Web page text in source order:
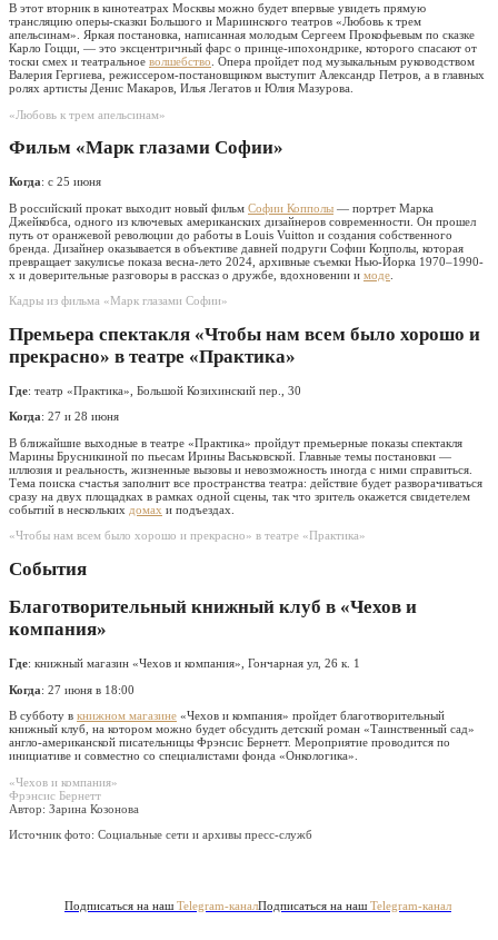
В этот вторник в кинотеатрах Москвы можно будет впервые увидеть прямую
трансляцию оперы-сказки Большого и Мариинского театров «Любовь к трем
апельсинам». Яркая постановка, написанная молодым Сергеем Прокофьевым по сказке
Карло Гоцци, — это эксцентричный фарс о принце-ипохондрике, которого спасают от
тоски смех и театральное волшебство . Опера пройдет под музыкальным руководством
Валерия Гергиева, режиссером-постановщиком выступит Александр Петров, а в главных
ролях артисты Денис Макаров, Илья Легатов и Юлия Мазурова.
«Любовь к трем апельсинам»
Фильм «Марк глазами Софии»
Когда: с 25 июня
В российский прокат выходит новый фильм Софии Копполы — портрет Марка
Джейкобса, одного из ключевых американских дизайнеров современности. Он прошел
путь от оранжевой революции до работы в Louis Vuitton и создания собственного
бренда. Дизайнер оказывается в объективе давней подруги Софии Копполы, которая
превращает закулисье показа весна-лето 2024, архивные съемки Нью-Йорка 1970–1990-
х и доверительные разговоры в рассказ о дружбе, вдохновении и моде
Кадры из фильма «Марк глазами Софии»
Премьера спектакля «Чтобы нам всем было хорошо и
прекрасно» в театре «Практика»
Где: театр «Практика», Большой Козихинский пер., 30
Когда: 27 и 28 июня
В ближайшие выходные в театре «Практика» пройдут премьерные показы спектакля
Марины Брусникиной по пьесам Ирины Васьковской. Главные темы постановки —
иллюзия и реальность, жизненные вызовы и невозможность иногда с ними справиться.
Тема поиска счастья заполнит все пространства театра: действие будет разворачиваться
сразу на двух площадках в рамках одной сцены, так что зритель окажется свидетелем
событий в нескольких домах и подъездах.
«Чтобы нам всем было хорошо и прекрасно» в театре «Практика»
События
Благотворительный книжный клуб в «Чехов и
компания»
Где: книжный магазин «Чехов и компания», Гончарная ул, 26 к. 1
Когда: 27 июня в 18:00
В субботу в книжном магазине «Чехов и компания» пройдет благотворительный
книжный клуб, на котором можно будет обсудить детский роман «Таинственный сад»
англо-американской писательницы Фрэнсис Бернетт. Мероприятие проводится по
инициативе и совместно со специалистами фонда «Онкологика».
«Чехов и компания»
Фрэнсис Бернетт
Автор: Зарина Козонова
Источник фото: Социальные сети и архивы пресс-служб
Подписаться на наш Telegram-каналПодписаться на наш Telegram-канал